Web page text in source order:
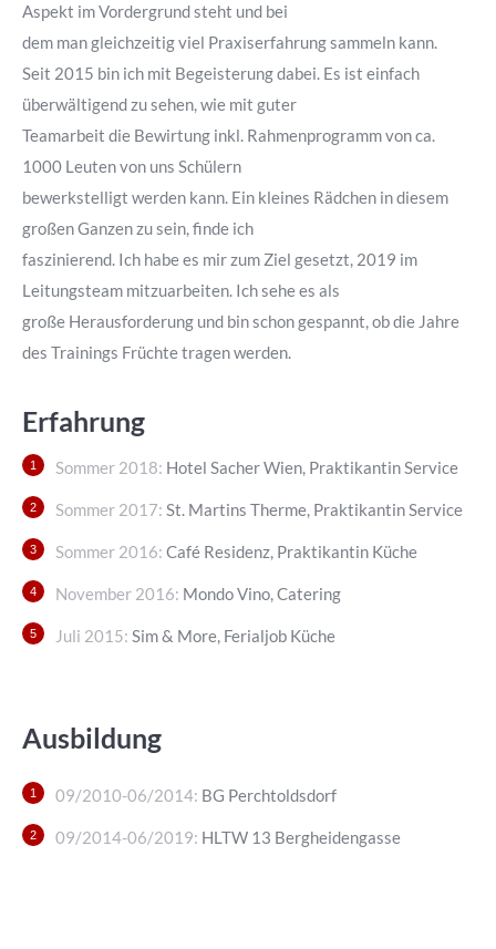
Aspekt im Vordergrund steht und bei
dem man gleichzeitig viel Praxiserfahrung sammeln kann.
Seit 2015 bin ich mit Begeisterung dabei. Es ist einfach
überwältigend zu sehen, wie mit guter
Teamarbeit die Bewirtung inkl. Rahmenprogramm von ca.
1000 Leuten von uns Schülern
bewerkstelligt werden kann. Ein kleines Rädchen in diesem
großen Ganzen zu sein, finde ich
faszinierend. Ich habe es mir zum Ziel gesetzt, 2019 im
Leitungsteam mitzuarbeiten. Ich sehe es als
große Herausforderung und bin schon gespannt, ob die Jahre
des Trainings Früchte tragen werden.
Erfahrung
Sommer 2018: Hotel Sacher Wien, Praktikantin Service
Sommer 2017: St. Martins Therme, Praktikantin Service
Sommer 2016: Café Residenz, Praktikantin Küche
November 2016: Mondo Vino, Catering
Juli 2015: Sim & More, Ferialjob Küche
Ausbildung
09/2010-06/2014: BG Perchtoldsdorf
09/2014-06/2019: HLTW 13 Bergheidengasse